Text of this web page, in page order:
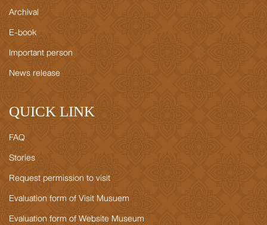
Archival
E-book
Important person
News release
QUICK LINK
FAQ
Stories
Request permission to visit
Evaluation form of Visit Musuem
Evaluation form of Website Museum